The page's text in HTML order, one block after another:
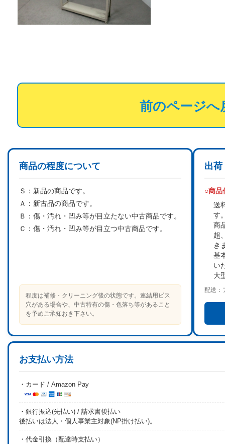
前のページへ
商品の程度について
Ｓ： 新品の商品です。
Ａ： 新古品の商品です。
Ｂ： 傷・汚れ・凹み等が目立たない中古商品です。
Ｃ： 傷・汚れ・凹み等が目立つ中古商品です。
程度は補修・クリーニング後の状態です。連結用ビス
穴がある場合や、中古特有の傷・色落ち等があること
を予めご承知おき下さい。
出荷
○商品
送
す
商
超
き
基
い
大
配送：
お支払い方法
・カード / Amazon Pay
・銀行振込(先払い) / 請求書後払い
後払いは法人・個人事業主対象(NP掛け払い)。
・代金引換（配達時支払い）